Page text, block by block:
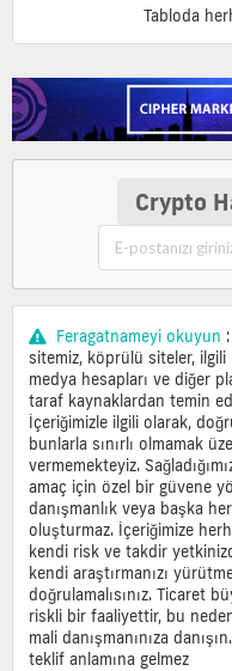
Piyasa
göre
en
iyi
DeFi
paraları
ve
son
akış
fiyatlandırma
verileri,
piyasa
değeri,
tahmin
çizelgeleri
daha
fazlası.
Günlük
Tabloda
Crypto
Feragatnameyi okuyun
sitemiz, köprülü siteler, ilgili
medya hesapları ve diğer
taraf kaynaklardan temin
İçeriğimizle ilgili olarak,
bunlarla sınırlı olmamak
vermemekteyiz.
amaç için özel bir güvene
danışmanlık veya başka
oluşturmaz. İçeriğimize
kendi risk ve takdir
kendi araştırmanızı
doğrulamalısınız. Ticaret
riskli bir faaliyettir, bu
mali danışmanınıza
teklif anlamına gelmez